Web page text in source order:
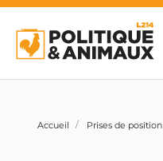
Accueil Prises de position